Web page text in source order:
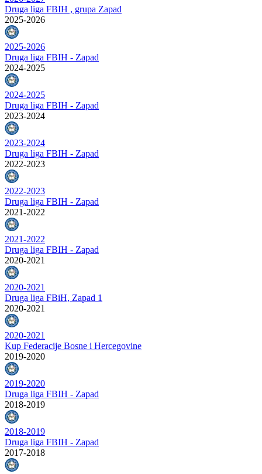
Druga liga FBIH , grupa Zapad
2025-2026
2025-2026
Druga liga FBIH - Zapad
2024-2025
2024-2025
Druga liga FBIH - Zapad
2023-2024
2023-2024
Druga liga FBIH - Zapad
2022-2023
2022-2023
Druga liga FBIH - Zapad
2021-2022
2021-2022
Druga liga FBIH - Zapad
2020-2021
2020-2021
Druga liga FBiH, Zapad 1
2020-2021
2020-2021
Kup Federacije Bosne i Hercegovine
2019-2020
2019-2020
Druga liga FBIH - Zapad
2018-2019
2018-2019
Druga liga FBIH - Zapad
2017-2018